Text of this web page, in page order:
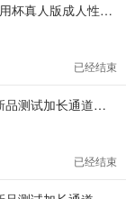
NPG名器觉醒相泽南飞机男用杯真人版成人性用品倒模
已经结束
onaho 爱丽丝二代regular 新品测试加长通道增加子宫口版 第七弹
已经结束